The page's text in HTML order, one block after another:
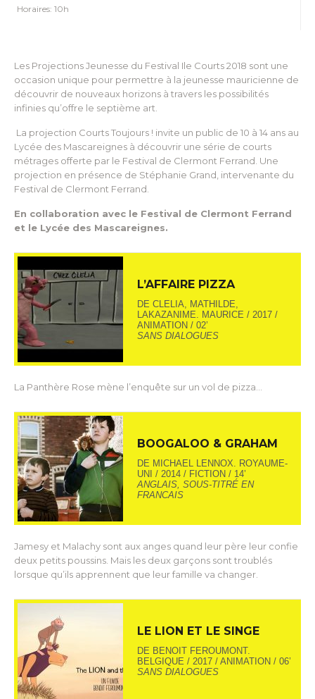
Horaires: 10h
Les Projections Jeunesse du Festival Ile Courts 2018 sont une
occasion unique pour permettre à la jeunesse mauricienne de
découvrir de nouveaux horizons à travers les possibilités
infinies qu’offre le septième art.
La projection Courts Toujours ! invite un public de 10 à 14 ans au
Lycée des Mascareignes à découvrir une série de courts
métrages offerte par le Festival de Clermont Ferrand. Une
projection en présence de Stéphanie Grand, intervenante du
Festival de Clermont Ferrand.
En collaboration avec le Festival de Clermont Ferrand
et le Lycée des Mascareignes.
L’AFFAIRE PIZZA
DE CLELIA, MATHILDE,
LAKAZANIME. MAURICE / 2017 /
ANIMATION / 02’
SANS DIALOGUES
La Panthère Rose mène l’enquête sur un vol de pizza…
BOOGALOO & GRAHAM
DE MICHAEL LENNOX. ROYAUME-
UNI / 2014 / FICTION / 14’
ANGLAIS, SOUS-TITRÉ EN
FRANCAIS
Jamesy et Malachy sont aux anges quand leur père leur confie
deux petits poussins. Mais les deux garçons sont troublés
lorsque qu’ils apprennent que leur famille va changer.
LE LION ET LE SINGE
DE BENOIT FEROUMONT.
BELGIQUE / 2017 / ANIMATION / 06’
SANS DIALOGUES